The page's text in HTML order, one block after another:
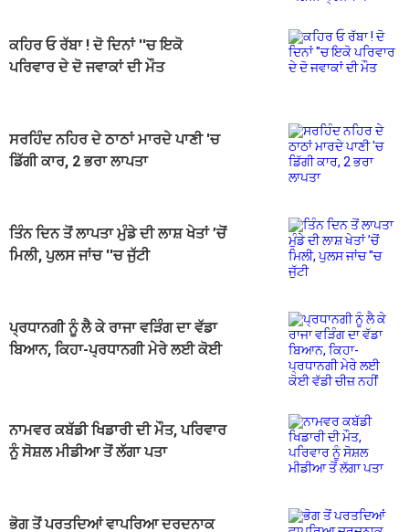
ਕਹਿਰ ਓ ਰੱਬਾ ! ਦੋ ਦਿਨਾਂ ''ਚ ਇਕੋ
ਪਰਿਵਾਰ ਦੇ ਦੋ ਜਵਾਕਾਂ ਦੀ ਮੌਤ
ਸਰਹਿੰਦ ਨਹਿਰ ਦੇ ਠਾਠਾਂ ਮਾਰਦੇ ਪਾਣੀ 'ਚ
ਡਿੱਗੀ ਕਾਰ, 2 ਭਰਾ ਲਾਪਤਾ
ਤਿੰਨ ਦਿਨ ਤੋਂ ਲਾਪਤਾ ਮੁੰਡੇ ਦੀ ਲਾਸ਼ ਖੇਤਾਂ ’ਚੋਂ
ਮਿਲੀ, ਪੁਲਸ ਜਾਂਚ ''ਚ ਜੁੱਟੀ
ਪ੍ਰਧਾਨਗੀ ਨੂੰ ਲੈ ਕੇ ਰਾਜਾ ਵੜਿੰਗ ਦਾ ਵੱਡਾ
ਬਿਆਨ, ਕਿਹਾ-ਪ੍ਰਧਾਨਗੀ ਮੇਰੇ ਲਈ ਕੋਈ
ਨਾਮਵਰ ਕਬੱਡੀ ਖਿਡਾਰੀ ਦੀ ਮੌਤ, ਪਰਿਵਾਰ
ਨੂੰ ਸੋਸ਼ਲ ਮੀਡੀਆ ਤੋਂ ਲੱਗਾ ਪਤਾ
ਭੋਗ ਤੋਂ ਪਰਤਦਿਆਂ ਵਾਪਰਿਆ ਦਰਦਨਾਕ